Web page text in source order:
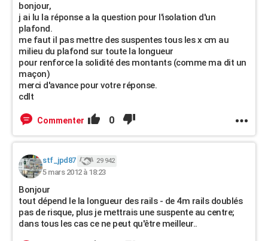
bonjour,
j ai lu la réponse a la question pour l'isolation d'un
plafond.
me faut il pas mettre des suspentes tous les x cm au
milieu du plafond sur toute la longueur
pour renforce la solidité des montants (comme ma dit un
maçon)
merci d'avance pour votre réponse.
cdlt
Commenter 0
stf_jpd87 29 942
5 mars 2012 à 18:23
Bonjour
tout dépend le la longueur des rails - de 4m rails doublés
pas de risque, plus je mettrais une suspente au centre;
dans tous les cas ce ne peut qu'être meilleur..